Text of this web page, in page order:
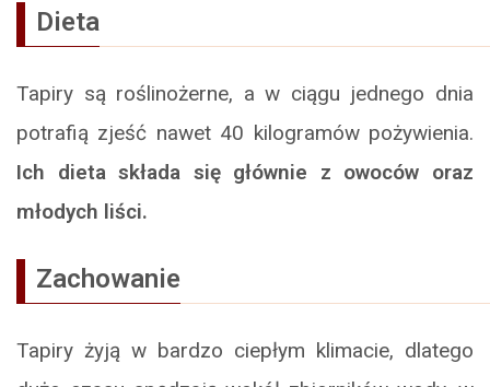
Dieta
Tapiry są roślinożerne, a w ciągu jednego dnia
potrafią zjeść nawet 40 kilogramów pożywienia.
Ich dieta składa się głównie z owoców oraz
młodych liści.
Zachowanie
Tapiry żyją w bardzo ciepłym klimacie, dlatego